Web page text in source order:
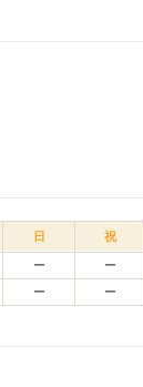
日 祝
ー
ー
ー ー